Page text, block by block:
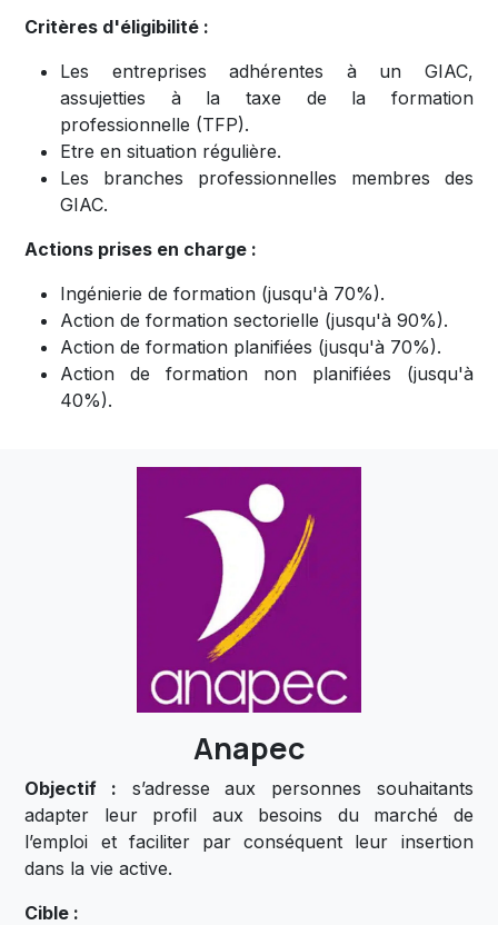
Critères d'éligibilité :
Les entreprises adhérentes à un GIAC,
assujetties à la taxe de la formation
professionnelle (TFP).
Etre en situation régulière.
Les branches professionnelles membres des
GIAC.
Actions prises en charge :
Ingénierie de formation (jusqu'à 70%).
Action de formation sectorielle (jusqu'à 90%).
Action de formation planifiées (jusqu'à 70%).
Action de formation non planifiées (jusqu'à
40%).
Anapec
Objectif : s’adresse aux personnes souhaitants
adapter leur profil aux besoins du marché de
l’emploi et faciliter par conséquent leur insertion
dans la vie active.
Cible :